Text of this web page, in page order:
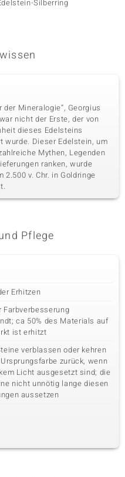
1 à 1,3 mm
Schliff
Rundschliff
Silberring
der Mineralogie“, Georgius
nicht der Erste, der von
dieses Edelsteins
wurde. Dieser Edelstein, um
Mythen, Legenden
ranken, wurde
2.500 v. Chr. in Goldringe
Pflege
Erhitzen
Farbverbesserung
ca 50% des Materials auf
ist erhitzt
verblassen oder kehren
zurück, wenn
Licht ausgesetzt sind; die
nicht unnötig lange diesen
aussetzen